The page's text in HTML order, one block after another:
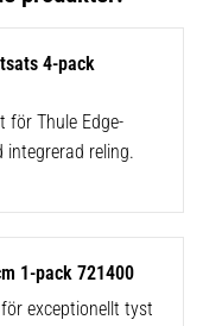
4-pack
för Thule Edge-
reling.
1-pack 721400
exceptionellt tyst